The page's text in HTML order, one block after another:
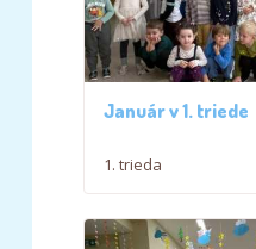
Január v 1. triede
1. trieda